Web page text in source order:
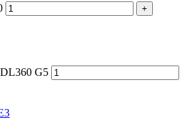
+
G5